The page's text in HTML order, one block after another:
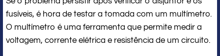
fusíveis, é hora de testar a tomada com um multímetro.
O multímetro é uma ferramenta que permite medir a
voltagem, corrente elétrica e resistência de um circuito.